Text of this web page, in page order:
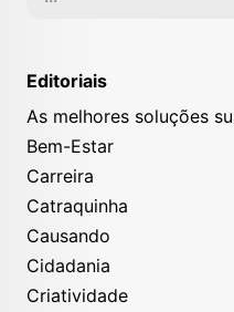
Editoriais
As melhores soluções
Bem-Estar
Carreira
Catraquinha
Causando
Cidadania
Criatividade